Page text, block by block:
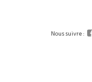
Nous suivre :